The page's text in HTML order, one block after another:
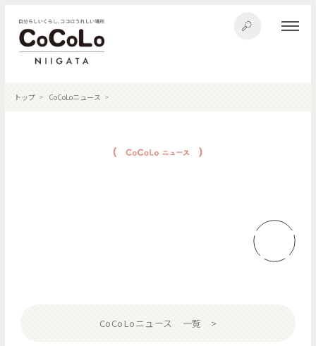
トップ CoCoLoニュース
CoCoLoニュース 一覧